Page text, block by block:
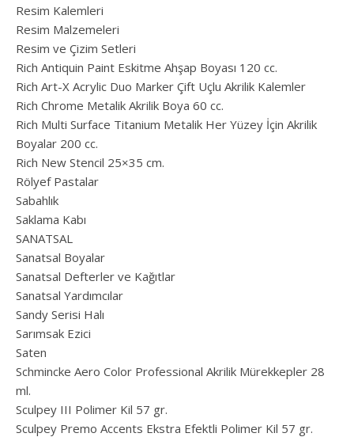
Resim Kalemleri
Resim Malzemeleri
Resim ve Çizim Setleri
Rich Antiquin Paint Eskitme Ahşap Boyası 120 cc.
Rich Art-X Acrylic Duo Marker Çift Uçlu Akrilik Kalemler
Rich Chrome Metalik Akrilik Boya 60 cc.
Rich Multi Surface Titanium Metalik Her Yüzey İçin Akrilik
Boyalar 200 cc.
Rich New Stencil 25×35 cm.
Rölyef Pastalar
Sabahlık
Saklama Kabı
SANATSAL
Sanatsal Boyalar
Sanatsal Defterler ve Kağıtlar
Sanatsal Yardımcılar
Sandy Serisi Halı
Sarımsak Ezici
Saten
Schmincke Aero Color Professional Akrilik Mürekkepler 28
ml.
Sculpey III Polimer Kil 57 gr.
Sculpey Premo Accents Ekstra Efektli Polimer Kil 57 gr.